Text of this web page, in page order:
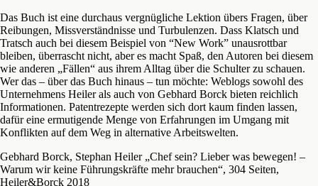
Das Buch ist eine durchaus vergnügliche Lektion übers Fragen, über
Reibungen, Missverständnisse und Turbulenzen. Dass Klatsch und
Tratsch auch bei diesem Beispiel von “New Work” unausrottbar
bleiben, überrascht nicht, aber es macht Spaß, den Autoren bei diesem
wie anderen „Fällen“ aus ihrem Alltag über die Schulter zu schauen.
Wer das – über das Buch hinaus – tun möchte: Weblogs sowohl des
Unternehmens Heiler als auch von Gebhard Borck bieten reichlich
Informationen. Patentrezepte werden sich dort kaum finden lassen,
dafür eine ermutigende Menge von Erfahrungen im Umgang mit
Konflikten auf dem Weg in alternative Arbeitswelten.
Gebhard Borck, Stephan Heiler „Chef sein? Lieber was bewegen! –
Warum wir keine Führungskräfte mehr brauchen“, 304 Seiten,
Heiler&Borck 2018